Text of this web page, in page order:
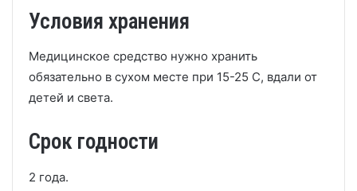
Условия хранения
Медицинское средство нужно хранить
обязательно в сухом месте при 15-25 С, вдали от
детей и света.
Срок годности
2 года.